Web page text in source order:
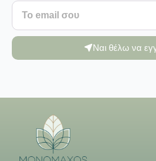
Ναι θέλω να